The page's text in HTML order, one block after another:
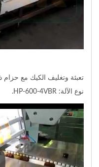
تعبئة وتغليف الكيك مع
نوع الآلة: HP-600-4VBR.